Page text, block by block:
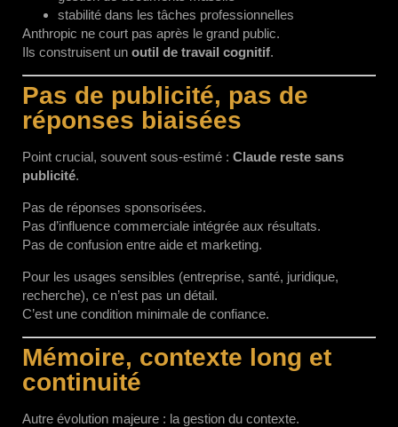
stabilité dans les tâches professionnelles
Anthropic ne court pas après le grand public.
Ils construisent un outil de travail cognitif.
Pas de publicité, pas de
réponses biaisées
Point crucial, souvent sous-estimé : Claude reste sans
publicité.
Pas de réponses sponsorisées.
Pas d’influence commerciale intégrée aux résultats.
Pas de confusion entre aide et marketing.
Pour les usages sensibles (entreprise, santé, juridique,
recherche), ce n’est pas un détail.
C’est une condition minimale de confiance.
Mémoire, contexte long et
continuité
Autre évolution majeure : la gestion du contexte.